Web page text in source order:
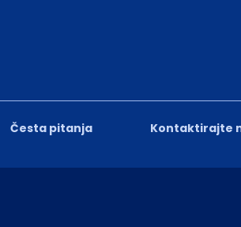
Česta pitanja Kontaktirajte